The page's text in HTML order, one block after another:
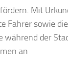
Mit
Fahrer sowie
während der
an